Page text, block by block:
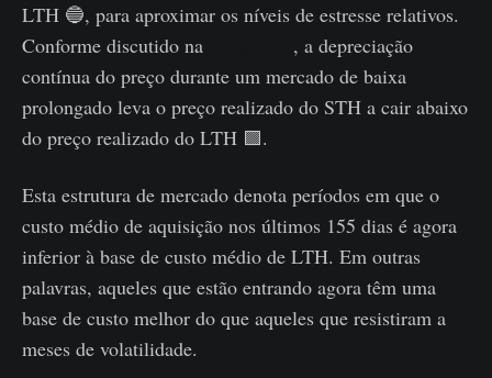
LTH 🔵, para aproximar os níveis de estresse relativos.
Conforme discutido na
, a depreciação
contínua do preço durante um mercado de baixa
prolongado leva o preço realizado do STH a cair abaixo
do preço realizado do LTH 🟪.
Esta estrutura de mercado denota períodos em que o
custo médio de aquisição nos últimos 155 dias é agora
inferior à base de custo médio de LTH. Em outras
palavras, aqueles que estão entrando agora têm uma
base de custo melhor do que aqueles que resistiram a
meses de volatilidade.